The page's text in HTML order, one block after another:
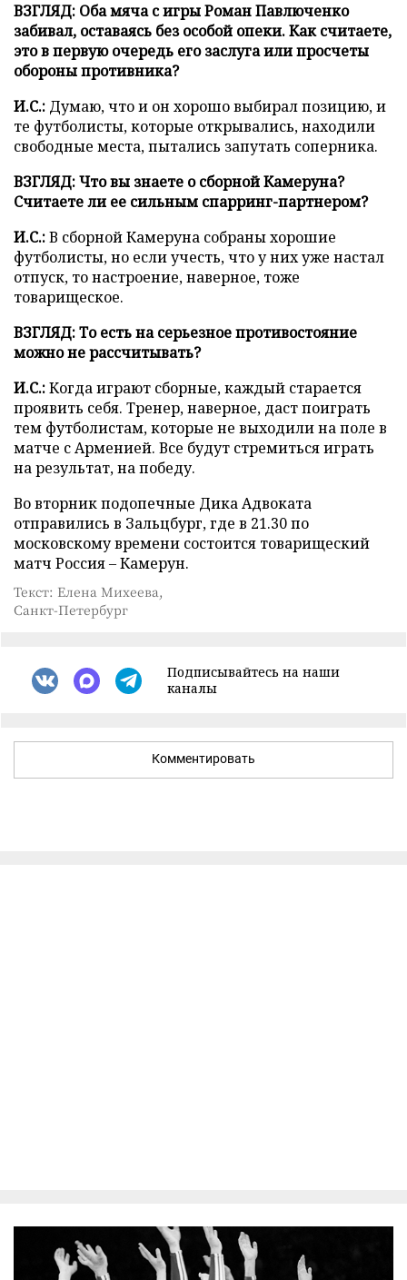
ВЗГЛЯД: Оба мяча с игры Роман Павлюченко
забивал, оставаясь без особой опеки. Как считаете,
это в первую очередь его заслуга или просчеты
обороны противника?
И.С.: Думаю, что и он хорошо выбирал позицию, и
те футболисты, которые открывались, находили
свободные места, пытались запутать соперника.
ВЗГЛЯД: Что вы знаете о сборной Камеруна?
Считаете ли ее сильным спарринг-партнером?
И.С.:В сборной Камеруна собраны хорошие
футболисты, но если учесть, что у них уже настал
отпуск, то настроение, наверное, тоже
товарищеское.
ВЗГЛЯД: То есть на серьезное противостояние
можно не рассчитывать?
И.С.:Когда играют сборные, каждый старается
проявить себя. Тренер, наверное, даст поиграть
тем футболистам, которые не выходили на поле в
матче с Арменией. Все будут стремиться играть
на результат, на победу.
Во вторник подопечные Дика Адвоката
отправились в Зальцбург, где в 21.30 по
московскому времени состоится товарищеский
матч Россия – Камерун.
Текст: Елена Михеева,
Санкт-Петербург
Подписывайтесь на наши
каналы
Комментировать